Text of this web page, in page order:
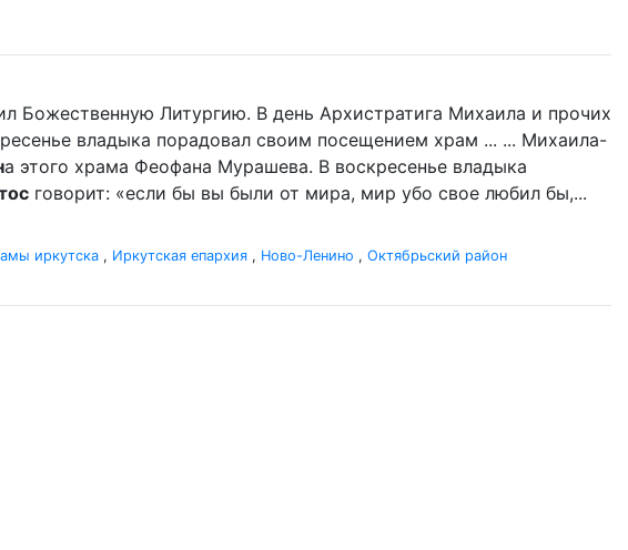
Божественную Литургию. В день Архистратига Михаила и прочих
владыка порадовал своим посещением храм ... ... Михаила-
а этого храма Феофана Мурашева. В воскресенье владыка
говорит: «если бы вы были от мира, мир убо свое любил бы,...
иркутска , Иркутская епархия , Ново-Ленино , Октябрьский район